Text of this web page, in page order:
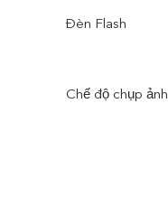
Đèn Flash
Chế độ chụp ảnh